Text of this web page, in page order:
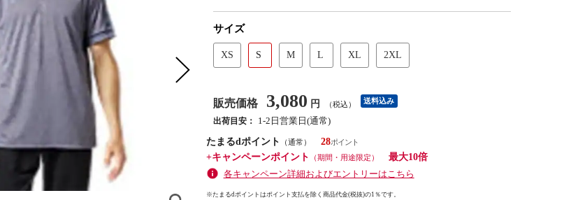
サイズ
XS S M L XL 2XL
販売価格 3,080 円 （税込） 送料込み
出荷目安：
1-2日営業日(通常)
たまるdポイント
（通常）
28
+キャンペーンポイント
（期間・用途限定）
最大10倍
各キャンペーン詳細およびエントリーはこちら
※たまるdポイントはポイント支払を除く商品代金(税抜)の1％です。